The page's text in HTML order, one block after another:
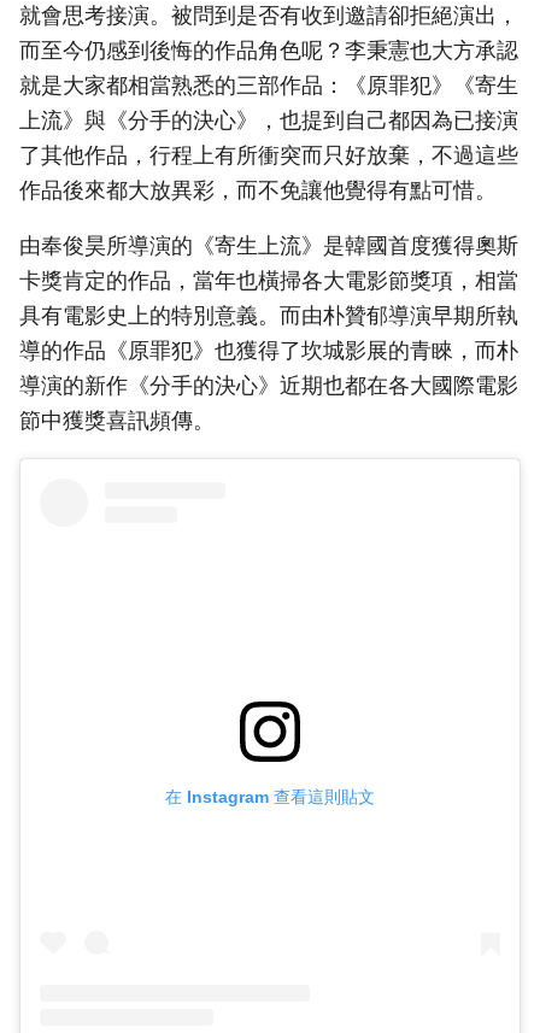
就會思考接演。被問到是否有收到邀請卻拒絕演出，
而至今仍感到後悔的作品角色呢？李秉憲也大方承認
就是大家都相當熟悉的三部作品：《原罪犯》《寄生
上流》與《分手的決心》，也提到自己都因為已接演
了其他作品，行程上有所衝突而只好放棄，不過這些
作品後來都大放異彩，而不免讓他覺得有點可惜。
由奉俊昊所導演的《寄生上流》是韓國首度獲得奧斯
卡獎肯定的作品，當年也橫掃各大電影節獎項，相當
具有電影史上的特別意義。而由朴贊郁導演早期所執
導的作品《原罪犯》也獲得了坎城影展的青睞，而朴
導演的新作《分手的決心》近期也都在各大國際電影
節中獲獎喜訊頻傳。
在 Instagram 查看這則貼文